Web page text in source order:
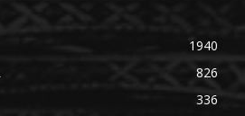
1940
826
336